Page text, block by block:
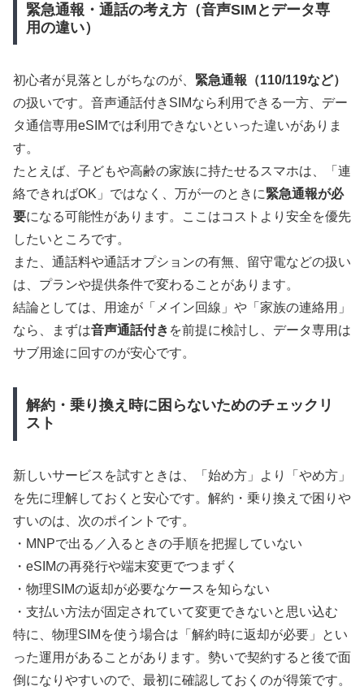
緊急通報・通話の考え方（音声SIMとデータ専
用の違い）
初心者が見落としがちなのが、 緊急通報（110/119など）
の扱いです。音声通話付きSIMなら利用できる一方、デー
タ通信専用eSIMでは利用できないといった違いがありま
す。
たとえば、子どもや高齢の家族に持たせるスマホは、「連
絡できればOK」ではなく、万が一のときに緊急通報が必
要になる可能性があります。ここはコストより安全を優先
したいところです。
また、通話料や通話オプションの有無、留守電などの扱い
は、プランや提供条件で変わることがあります。
結論としては、用途が「メイン回線」や「家族の連絡用」
なら、まずは音声通話付き を前提に検討し、データ専用は
サブ用途に回すのが安心です。
解約・乗り換え時に困らないためのチェックリ
スト
新しいサービスを試すときは、「始め方」より「やめ方」
を先に理解しておくと安心です。解約・乗り換えで困りや
すいのは、次のポイントです。
・MNPで出る／入るときの手順を把握していない
・eSIMの再発行や端末変更でつまずく
・物理SIMの返却が必要なケースを知らない
・支払い方法が固定されていて変更できないと思い込む
特に、物理SIMを使う場合は「解約時に返却が必要」とい
った運用があることがあります。勢いで契約すると後で面
倒になりやすいので、最初に確認しておくのが得策です。